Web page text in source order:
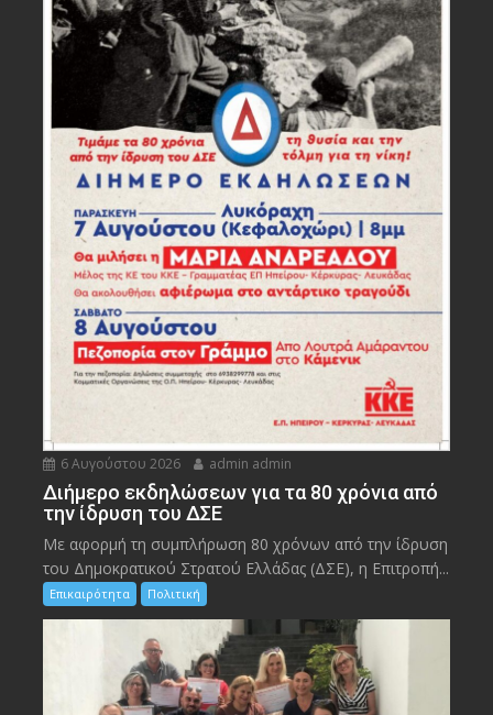
6 Αυγούστου 2026 admin admin
Διήμερο εκδηλώσεων για τα 80 χρόνια από
την ίδρυση του ΔΣΕ
Με αφορμή τη συμπλήρωση 80 χρόνων από την ίδρυση
του Δημοκρατικού Στρατού Ελλάδας (ΔΣΕ), η Επιτροπή...
Επικαιρότητα Πολιτική